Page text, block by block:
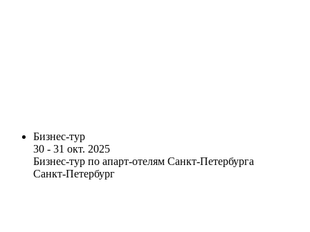
Бизнес-тур
30 - 31 окт. 2025
Бизнес-тур по апарт-отелям Санкт-Петербурга
Санкт-Петербург